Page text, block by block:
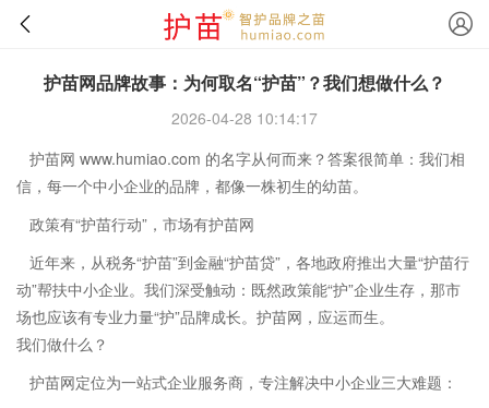
护苗网品牌故事：为何取名“护苗”？我们想做什么？
2026-04-28 10:14:17
护苗网 www.humiao.com 的名字从何而来？答案很简单：我们相
信，每一个中小企业的品牌，都像一株初生的幼苗。
政策有“护苗行动”，市场有护苗网
近年来，从税务“护苗”到金融“护苗贷”，各地政府推出大量“护苗行
动”帮扶中小企业。我们深受触动：既然政策能“护”企业生存，那市
场也应该有专业力量“护”品牌成长。护苗网，应运而生。
我们做什么？
护苗网定位为一站式企业服务商，专注解决中小企业三大难题：